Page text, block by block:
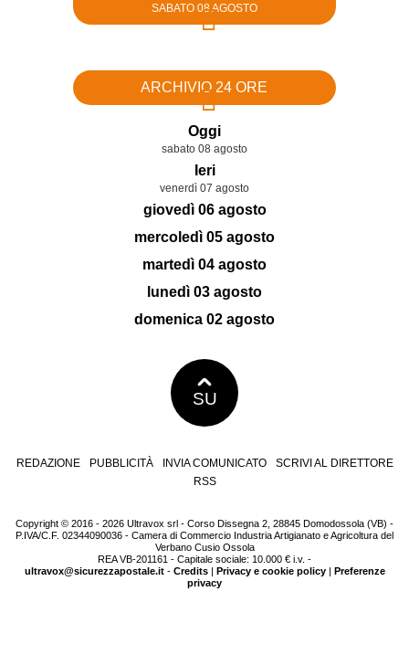
SABATO 08 AGOSTO
ARCHIVIO 24 ORE
Oggi
sabato 08 agosto
Ieri
venerdì 07 agosto
giovedì 06 agosto
mercoledì 05 agosto
martedì 04 agosto
lunedì 03 agosto
domenica 02 agosto
SU
REDAZIONE PUBBLICITÀ INVIA COMUNICATO
SCRIVI AL DIRETTORE
RSS
Copyright © 2016 - 2026 Ultravox srl - Corso Dissegna 2, 28845 Domodossola (VB) -
P.IVA/C.F. 02344090036 - Camera di Commercio Industria Artigianato e Agricoltura del
Verbano Cusio Ossola
REA VB-201161 - Capitale sociale: 10.000 € i.v. -
ultravox@sicurezzapostale.it- Credits| Privacy e cookie policy| Preferenze
privacy